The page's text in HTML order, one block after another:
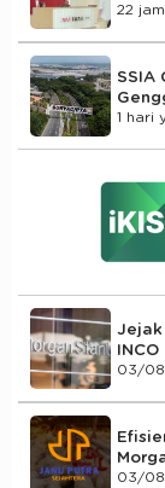
22
SSIA
1 hari
Jejak
03/
03/